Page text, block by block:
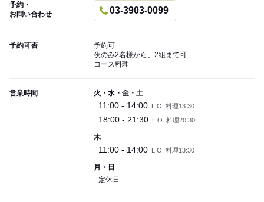
予約・
お問い合わせ
03-3903-0099
予約可否
予約可
夜のみ2名様から、2組まで可
コース料理
営業時間 火・水・金・土
11:00 - 14:00 L.O. 料理13:30
18:00 - 21:30 L.O. 料理20:30
木
11:00 - 14:00 L.O. 料理13:30
月・日
定休日